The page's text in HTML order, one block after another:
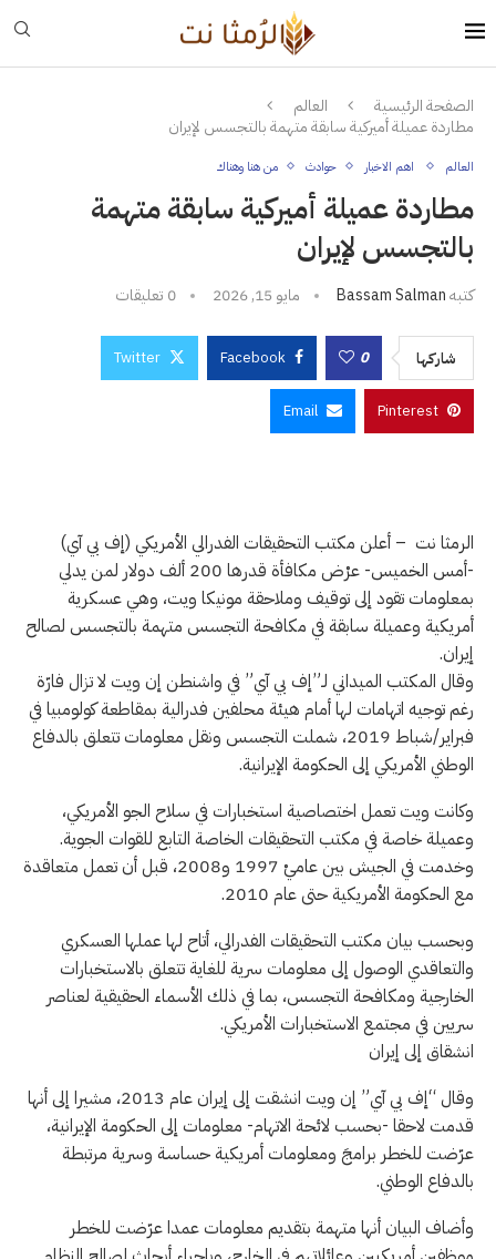
الصفحة الرئيسية
العالم
مطاردة عميلة أميركية سابقة متهمة بالتجسس لإيران
العالم اهم الاخبار حوادث من هنا وهناك
مطاردة عميلة أميركية سابقة متهمة
بالتجسس لإيران
كتبهBassam Salman مايو 15, 2026 0 تعليقات
شاركها 0
Facebook
Twitter
Pinterest
Email
الرمثا نت – أعلن مكتب التحقيقات الفدرالي الأمريكي (إف بي آي)
-أمس الخميس- عرْض مكافأة قدرها 200 ألف دولار لمن يدلي
بمعلومات تقود إلى توقيف وملاحقة مونيكا ويت، وهي عسكرية
أمريكية وعميلة سابقة في مكافحة التجسس متهمة بالتجسس لصالح
إيران.
وقال المكتب الميداني لـ”إف بي آي” في واشنطن إن ويت لا تزال فارّة
رغم توجيه اتهامات لها أمام هيئة محلفين فدرالية بمقاطعة كولومبيا في
فبراير/شباط 2019، شملت التجسس ونقل معلومات تتعلق بالدفاع
الوطني الأمريكي إلى الحكومة الإيرانية.
وكانت ويت تعمل اختصاصية استخبارات في سلاح الجو الأمريكي،
وعميلة خاصة في مكتب التحقيقات الخاصة التابع للقوات الجوية.
وخدمت في الجيش بين عاميْ 1997 و2008، قبل أن تعمل متعاقدة
مع الحكومة الأمريكية حتى عام 2010.
وبحسب بيان مكتب التحقيقات الفدرالي، أتاح لها عملها العسكري
والتعاقدي الوصول إلى معلومات سرية للغاية تتعلق بالاستخبارات
الخارجية ومكافحة التجسس، بما في ذلك الأسماء الحقيقية لعناصر
سريين في مجتمع الاستخبارات الأمريكي.
انشقاق إلى إيران
وقال “إف بي آي” إن ويت انشقت إلى إيران عام 2013، مشيرا إلى أنها
قدمت لاحقا -بحسب لائحة الاتهام- معلومات إلى الحكومة الإيرانية،
عرّضت للخطر برامجَ ومعلومات أمريكية حساسة وسرية مرتبطة
بالدفاع الوطني.
وأضاف البيان أنها متهمة بتقديم معلومات عمدا عرّضت للخطر